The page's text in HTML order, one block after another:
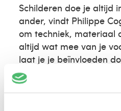
Schilderen doe je altijd
ander, vindt Philippe
om techniek, materiaal
altijd wat mee van je
laat je je beïnvloeden
penseelstreken van
houten panelen zoals
norm was of zoek je